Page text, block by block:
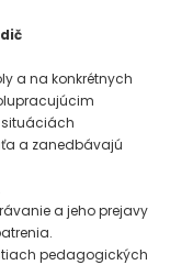
a na konkrétnych
situáciách
a zanedbávajú
a jeho prejavy
pedagogických